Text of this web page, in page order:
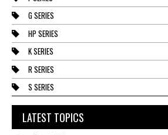
G SERIES
HP SERIES
K SERIES
R SERIES
S SERIES
LATEST TOPICS